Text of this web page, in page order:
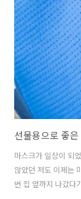
선물용으로 좋
마스크가 일상이 되
않았던 저도 이제는
번 집 앞까지 나갔다